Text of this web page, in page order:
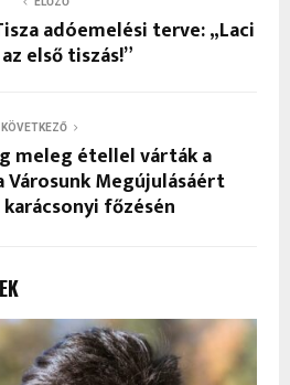
adóemelési terve: „Laci
első tiszás!”
KÖVETKEZŐ
meleg étellel várták a
Városunk Megújulásáért
főzésén